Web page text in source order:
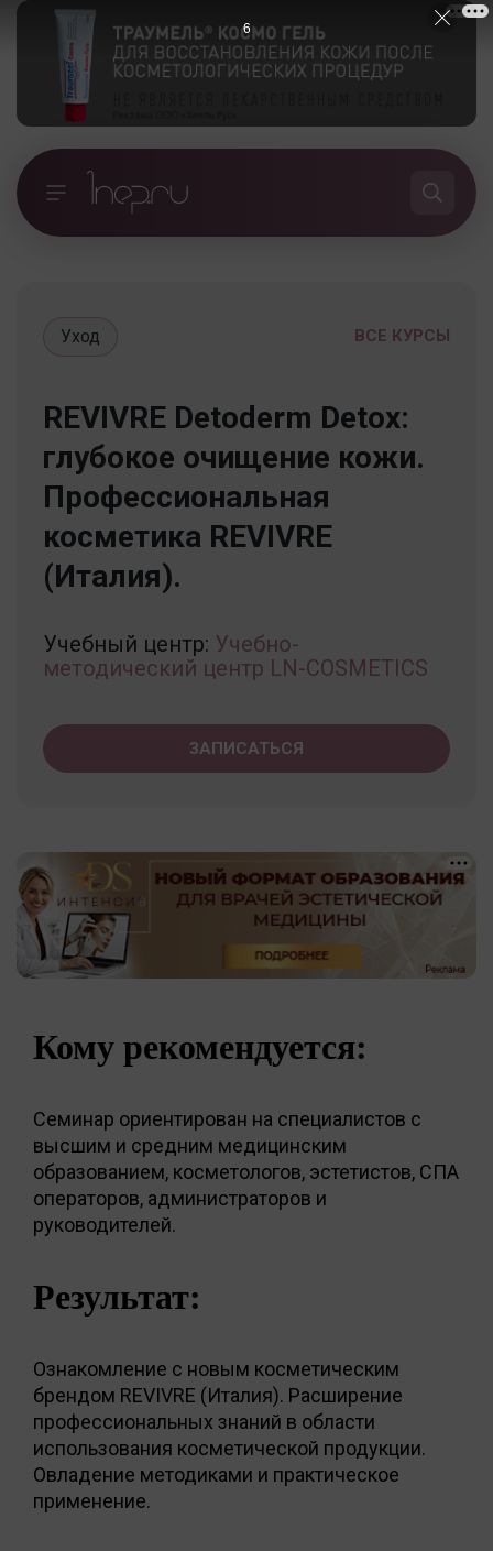
ВСЕ КУРСЫ
Уход
REVIVRE Detoderm Detox:
глубокое очищение кожи.
Профессиональная
косметика REVIVRE
(Италия).
Учебный центр: Учебно-
методический центр LN-COSMETICS
ЗАПИСАТЬСЯ
Кому рекомендуется:
Семинар ориентирован на специалистов с
высшим и средним медицинским
образованием, косметологов, эстетистов, СПА
операторов, администраторов и
руководителей.
Результат:
Ознакомление с новым косметическим
брендом REVIVRE (Италия). Расширение
профессиональных знаний в области
использования косметической продукции.
Овладение методиками и практическое
применение.
5